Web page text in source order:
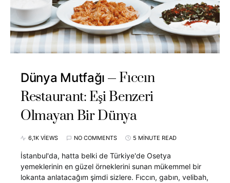
Dünya Mutfağı
Fıccın
Restaurant: Eşi Benzeri
Olmayan Bir Dünya
6,1K VIEWS NO COMMENTS 5 MINUTE READ
İstanbul'da, hatta belki de Türkiye'de Osetya
yemeklerinin en güzel örneklerini sunan mükemmel bir
lokanta anlatacağım şimdi sizlere. Fıccın, gabın, velibah,